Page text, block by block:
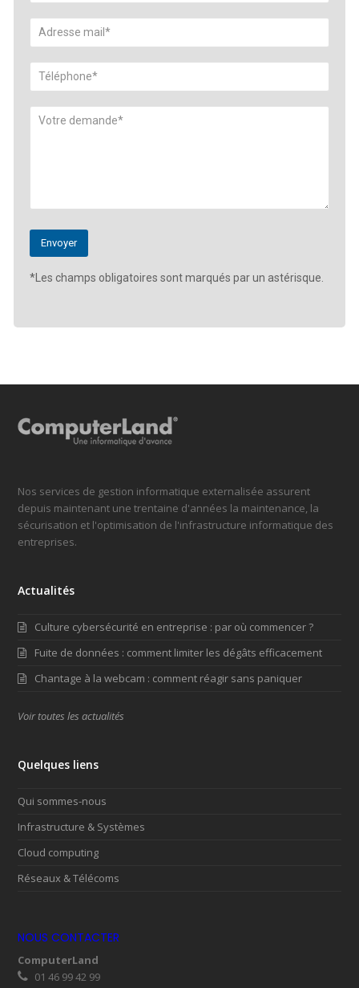
*Les champs obligatoires sont marqués par un astérisque.
Nos services de gestion informatique externalisée assurent
depuis maintenant une trentaine d'années la maintenance, la
sécurisation et l'optimisation de l'infrastructure informatique des
entreprises.
Actualités
Culture cybersécurité en entreprise : par où commencer ?
Fuite de données : comment limiter les dégâts efficacement
Chantage à la webcam : comment réagir sans paniquer
Voir toutes les actualités
Quelques liens
Qui sommes-nous
Infrastructure & Systèmes
Cloud computing
Réseaux & Télécoms
NOUS CONTACTER
ComputerLand
01 46 99 42 99